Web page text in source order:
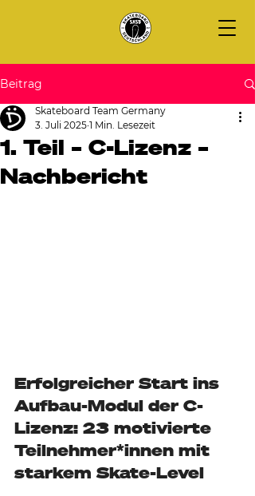
Beitrag
1. Teil – C-Lizenz –
Nachbericht
Skateboard Team Germany
3. Juli 2025 1 Min. Lesezeit
Erfolgreicher Start ins
Aufbau-Modul der C-
Lizenz: 23 motivierte
Teilnehmer*innen mit
starkem Skate-Level